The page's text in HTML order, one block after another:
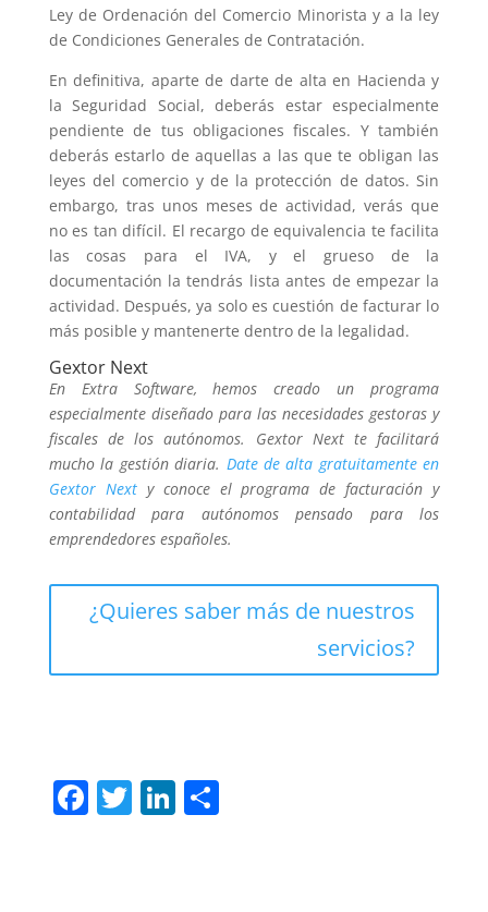
Ley de Ordenación del Comercio Minorista y a la ley
de Condiciones Generales de Contratación.
En definitiva, aparte de darte de alta en Hacienda y
la Seguridad Social, deberás estar especialmente
pendiente de tus obligaciones fiscales. Y también
deberás estarlo de aquellas a las que te obligan las
leyes del comercio y de la protección de datos. Sin
embargo, tras unos meses de actividad, verás que
no es tan difícil. El recargo de equivalencia te facilita
las cosas para el IVA, y el grueso de la
documentación la tendrás lista antes de empezar la
actividad. Después, ya solo es cuestión de facturar lo
más posible y mantenerte dentro de la legalidad.
Gextor Next
En Extra Software, hemos creado un programa
especialmente diseñado para las necesidades gestoras y
fiscales de los autónomos. Gextor Next te facilitará
mucho la gestión diaria. Date de alta gratuitamente en
Gextor Nexty conoce el programa de facturación y
contabilidad para autónomos pensado para los
emprendedores españoles.
¿Quieres saber más de nuestros
servicios?
F T Li C